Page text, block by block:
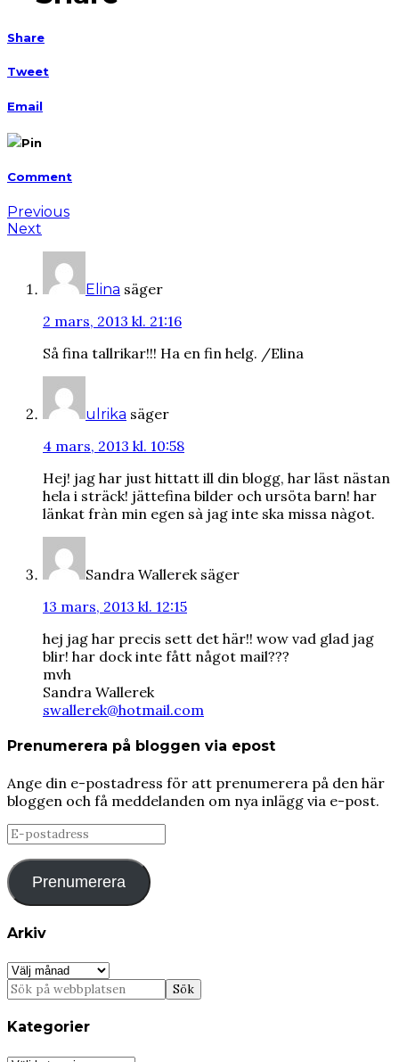
Share
Tweet
Email
Pin
Comment
Previous
Next
Elina säger
2 mars, 2013 kl. 21:16
Så fina tallrikar!!! Ha en fin helg. /Elina
ulrika säger
4 mars, 2013 kl. 10:58
Hej! jag har just hittatt ill din blogg, har läst nästan
hela i sträck! jättefina bilder och ursöta barn! har
länkat fràn min egen sà jag inte ska missa nàgot.
Sandra Wallerek säger
13 mars, 2013 kl. 12:15
hej jag har precis sett det här!! wow vad glad jag
blir! har dock inte fått något mail???
mvh
Sandra Wallerek
swallerek@hotmail.com
Prenumerera på bloggen via epost
Ange din e-postadress för att prenumerera på den här
bloggen och få meddelanden om nya inlägg via e-post.
E-
postadress
Prenumerera
Arkiv
Arkiv
Kategorier